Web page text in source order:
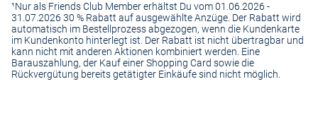
¹Nur als Friends Club Member erhältst Du vom 01.06.2026 -
31.07.2026 30 % Rabatt auf ausgewählte Anzüge. Der Rabatt wird
automatisch im Bestellprozess abgezogen, wenn die Kundenkarte
im Kundenkonto hinterlegt ist. Der Rabatt ist nicht übertragbar und
kann nicht mit anderen Aktionen kombiniert werden. Eine
Barauszahlung, der Kauf einer Shopping Card sowie die
Rückvergütung bereits getätigter Einkäufe sind nicht möglich.